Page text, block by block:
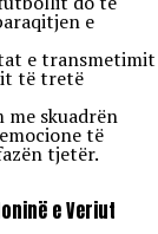
e
e transmetimit
të tretë
skuadrën
të
tjetër.
e Veriut